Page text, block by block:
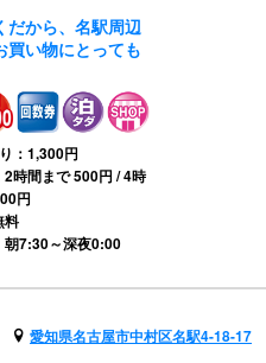
だから、名駅周辺
買い物にとっても
：1,300円
2時間まで 500円 / 4時
円
料
朝7:30～深夜0:00
愛知県名古屋市中村区名駅4-18-17